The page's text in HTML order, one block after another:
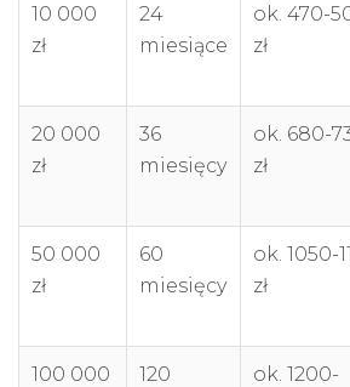
10 000
zł
24
miesiące
ok. 470-
zł
20 000
zł
36
miesięcy
ok. 680-
zł
50 000
zł
60
miesięcy
ok. 1050-
zł
100 000
120
ok. 1200-